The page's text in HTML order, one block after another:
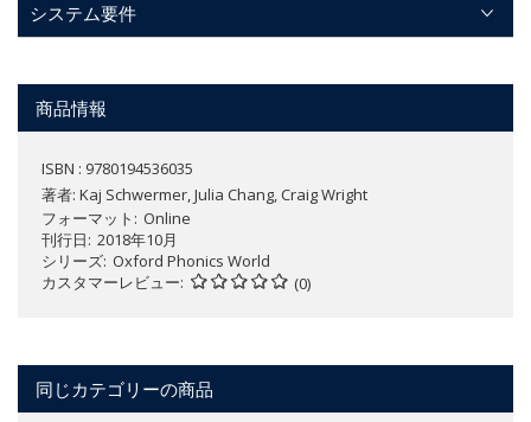
システム要件
商品情報
ISBN : 9780194536035
著者: Kaj Schwermer, Julia Chang, Craig Wright
フォーマット
Online
刊行日 2018年10月
シリーズ Oxford Phonics World
カスタマーレビュー
(0)
同じカテゴリーの商品